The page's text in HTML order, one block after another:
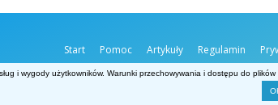
Start Pomoc Artykuły Regulamin
i wygody użytkowników. Warunki przechowywania i dostępu do